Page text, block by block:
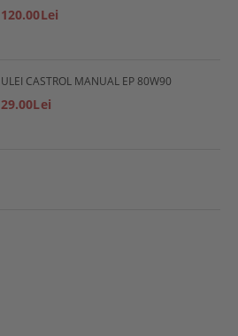
120.00Lei
ULEI CASTROL MANUAL EP 80W90
29.00Lei